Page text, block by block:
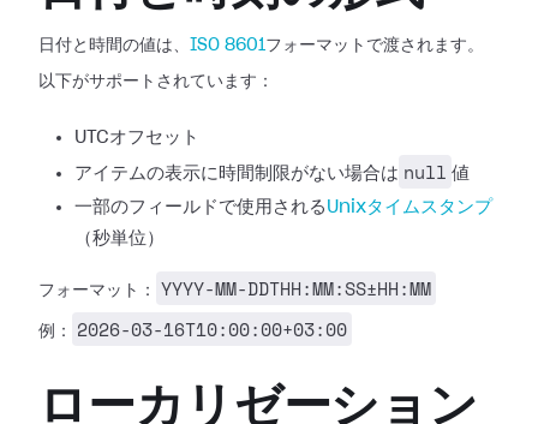
日付と時間の値は、 ISO 8601フォーマットで渡されます。
以下がサポートされています：
UTCオフセット
アイテムの表示に時間制限がない場合は null 値
一部のフィールドで使用される Unixタイムスタンプ
（秒単位）
フォーマット： YYYY-MM-DDTHH:MM:SS±HH:MM
例： 2026-03-16T10:00:00+03:00
ローカリゼーション